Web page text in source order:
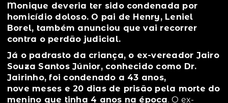
Monique deveria ter sido condenada por
homicídio doloso. O pai de Henry, Leniel
Borel, também anunciou que vai recorrer
contra o perdão judicial.
Já o padrasto da criança, o ex-vereador Jairo
Souza Santos Júnior, conhecido como Dr.
Jairinho, foi condenado a 43 anos,
nove meses e 20 dias de prisão pela morte do
menino que tinha 4 anos na época. O ex-